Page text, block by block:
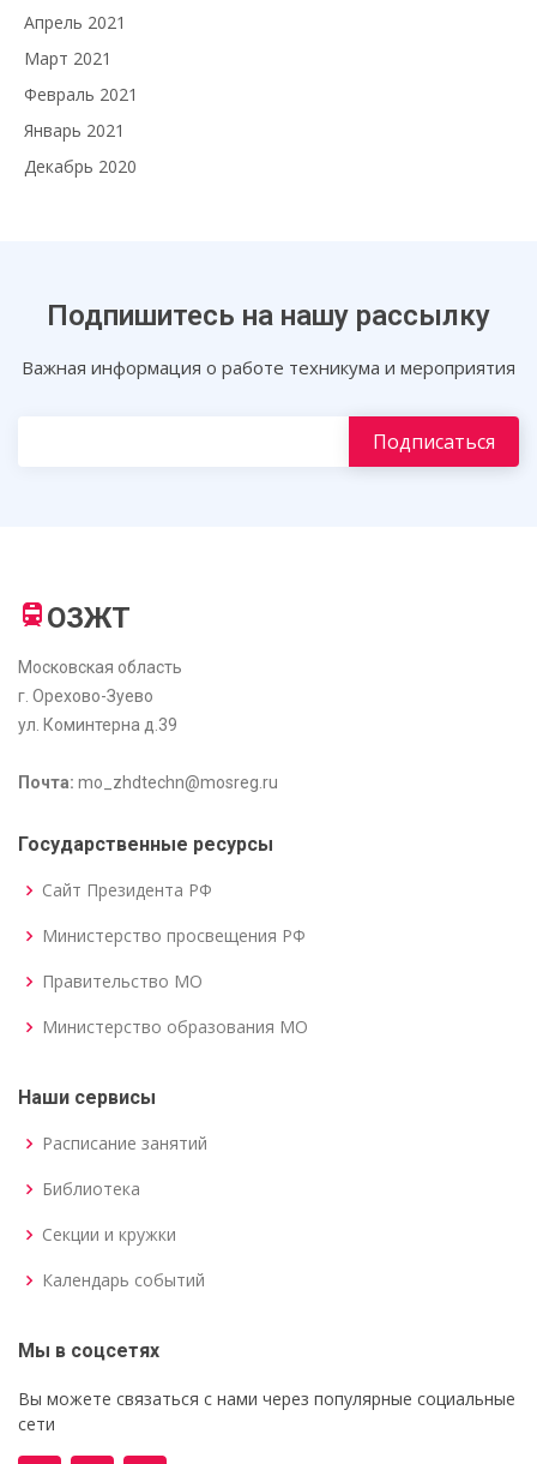
Апрель 2021
Март 2021
Февраль 2021
Январь 2021
Декабрь 2020
Подпишитесь на нашу рассылку
Важная информация о работе техникума и мероприятия
ОЗЖТ
Московская область
г. Орехово-Зуево
ул. Коминтерна д.39
Почта: mo_zhdtechn@mosreg.ru
Государственные ресурсы
Сайт Президента РФ
Министерство просвещения РФ
Правительство МО
Министерство образования МО
Наши сервисы
Расписание занятий
Библиотека
Секции и кружки
Календарь событий
Мы в соцсетях
Вы можете связаться с нами через популярные социальные
сети